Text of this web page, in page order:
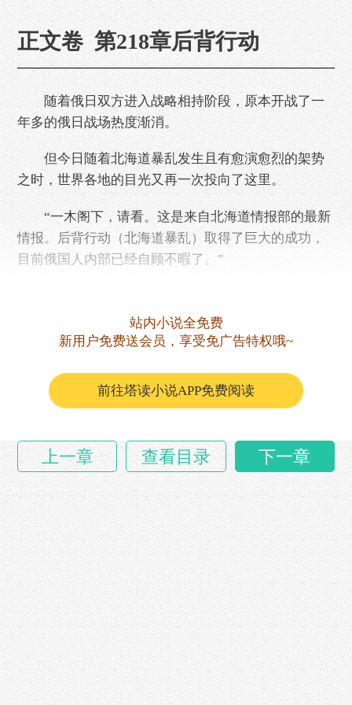
正文卷 第218章后背行动
随着俄日双方进入战略相持阶段，原本开战了一
年多的俄日战场热度渐消。
但今日随着北海道暴乱发生且有愈演愈烈的架势
之时，世界各地的目光又再一次投向了这里。
“一木阁下，请看。这是来自北海道情报部的最新
情报。后背行动（北海道暴乱）取得了巨大的成功，
目前俄国人内部已经自顾不暇了。”
层正聚集在这里，兴奋的商……
站内小说全免费
新用户免费送会员，享受免广告特权哦~
前往塔读小说APP免费阅读
上一章 查看目录 下一章